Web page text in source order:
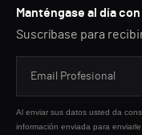
Manténgase al día
Suscríbase para
Al enviar sus datos usted da
información enviada para